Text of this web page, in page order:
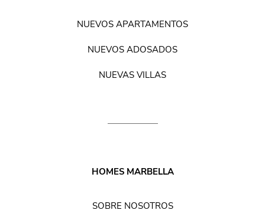
NUEVOS APARTAMENTOS
NUEVOS ADOSADOS
NUEVAS VILLAS
HOMES MARBELLA
SOBRE NOSOTROS